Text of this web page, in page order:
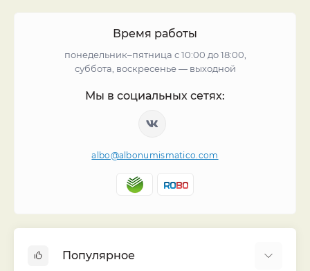
Время работы
понедельник–пятница с 10:00 до 18:00,
суббота, воскресенье — выходной
Мы в социальных сетях:
albo@albonumismatico.com
Популярное